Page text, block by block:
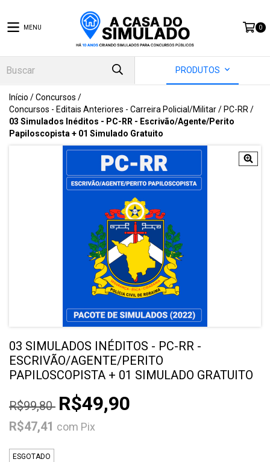
MENU 0
PRODUTOS
Início /Concursos /
Concursos - Editais Anteriores - Carreira Policial/Militar/ PC-RR /
03 Simulados Inéditos - PC-RR - Escrivão/Agente/Perito
Papiloscopista + 01 Simulado Gratuito
03 SIMULADOS INÉDITOS - PC-RR -
ESCRIVÃO/AGENTE/PERITO
PAPILOSCOPISTA + 01 SIMULADO GRATUITO
R$99,80 R$49,90
R$47,41 com Pix
ESGOTADO